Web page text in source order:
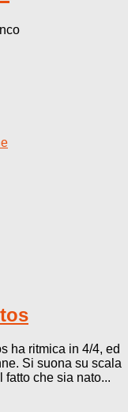
ha ritmica in 4/4, ed
Si suona su scala
che sia nato...